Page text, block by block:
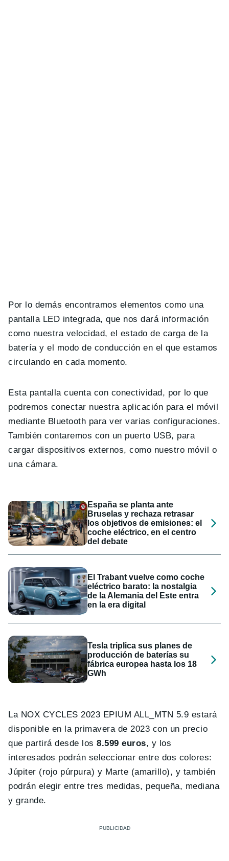
Por lo demás encontramos elementos como una
pantalla LED integrada, que nos dará información
como nuestra velocidad, el estado de carga de la
batería y el modo de conducción en el que estamos
circulando en cada momento.
Esta pantalla cuenta con conectividad, por lo que
podremos conectar nuestra aplicación para el móvil
mediante Bluetooth para ver varias configuraciones.
También contaremos con un puerto USB, para
cargar dispositivos externos, como nuestro móvil o
una cámara.
España se planta ante
Bruselas y rechaza retrasar
los objetivos de emisiones: el
coche eléctrico, en el centro
del debate
El Trabant vuelve como coche
eléctrico barato: la nostalgia
de la Alemania del Este entra
en la era digital
Tesla triplica sus planes de
producción de baterías su
fábrica europea hasta los 18
GWh
La NOX CYCLES 2023 EPIUM ALL_MTN 5.9 estará
disponible en la primavera de 2023 con un precio
que partirá desde los8.599 euros, y los
interesados podrán seleccionar entre dos colores:
Júpiter (rojo púrpura) y Marte (amarillo), y también
podrán elegir entre tres medidas, pequeña, mediana
y grande.